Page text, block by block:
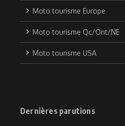
Moto tourisme Europe
Moto tourisme Qc/Ont/NE
Moto tourisme USA
Dernières parutions